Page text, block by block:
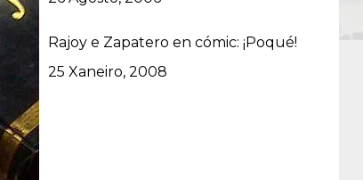
Rajoy e Zapatero en cómic: ¡Poqué!
Data
25 Xaneiro, 2008